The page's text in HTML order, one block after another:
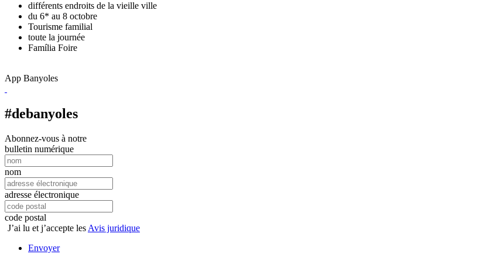
différents endroits de la vieille ville
du 6* au 8 octobre
Tourisme familial
toute la journée
Família Foire
App Banyoles
#debanyoles
Abonnez-vous à notre
bulletin numérique
nom
adresse électronique
code postal
J’ai lu et j’accepte les Avis juridique
Envoyer